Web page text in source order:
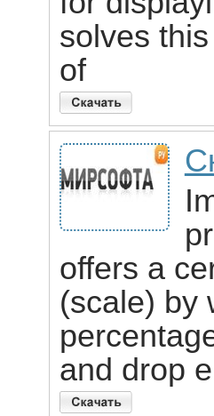
solves
of
offers a
(scale) by
and drop